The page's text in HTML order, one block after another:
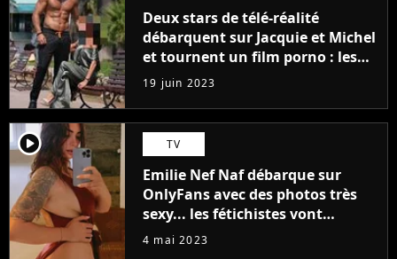
Deux stars de télé-réalité
débarquent sur Jacquie et Michel
et tournent un film porno : les
premières images du tournage
(exclu)
19 juin 2023
player2 TV
Emilie Nef Naf débarque sur
OnlyFans avec des photos très
sexy... les fétichistes vont
prendre leur pied !
4 mai 2023